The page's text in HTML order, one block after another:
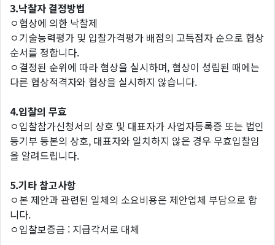
3.낙찰자 결정방법
ㅇ협상에 의한 낙찰제
ㅇ기술능력평가 및 입찰가격평가 배점의 고득점자 순으로 협상
순서를 정합니다.
ㅇ결정된 순위에 따라 협상을 실시하며, 협상이 성립된 때에는
다른 협상적격자와 협상을 실시하지 않습니다.
4.입찰의 무효
ㅇ입찰참가신청서의 상호 및 대표자가 사업자등록증 또는 법인
등기부 등본의 상호, 대표자와 일치하지 않은 경우 무효입찰임
을 알려드립니다.
5.기타참고사항
ㅇ본 제안과 관련된 일체의 소요비용은 제안업체 부담으로 합
니다.
ㅇ입찰보증금 : 지급각서로 대체